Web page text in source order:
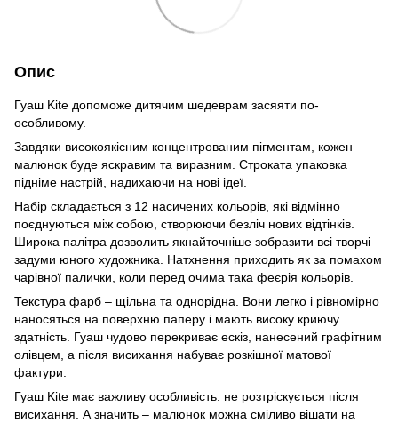
Опис
Гуаш Kite допоможе дитячим шедеврам засяяти по-
особливому.
Завдяки високоякісним концентрованим пігментам, кожен
малюнок буде яскравим та виразним. Строката упаковка
підніме настрій, надихаючи на нові ідеї.
Набір складається з 12 насичених кольорів, які відмінно
поєднуються між собою, створюючи безліч нових відтінків.
Широка палітра дозволить якнайточніше зобразити всі творчі
задуми юного художника. Натхнення приходить як за помахом
чарівної палички, коли перед очима така феєрія кольорів.
Текстура фарб – щільна та однорідна. Вони легко і рівномірно
наносяться на поверхню паперу і мають високу криючу
здатність. Гуаш чудово перекриває ескіз, нанесений графітним
олівцем, а після висихання набуває розкішної матової
фактури.
Гуаш Kite має важливу особливість: не розтріскується після
висихання. А значить – малюнок можна сміливо вішати на